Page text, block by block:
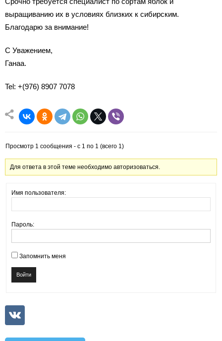
выращиванию их в условиях близких к сибирским.
Благодарю за внимание!
С Уважением,
Ганаа.
Tel: +(976) 8907 7078
Просмотр 1 сообщения - с 1 по 1 (всего 1)
Для ответа в этой теме необходимо авторизоваться.
Имя пользователя:
Пароль:
Запомнить меня
Войти